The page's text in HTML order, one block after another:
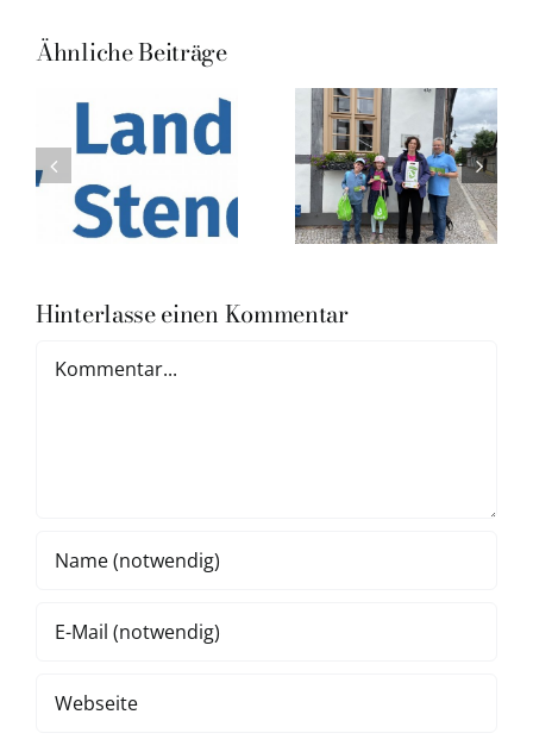
Ähnliche Beiträge
Hinterlasse einen Kommentar
Kommentar